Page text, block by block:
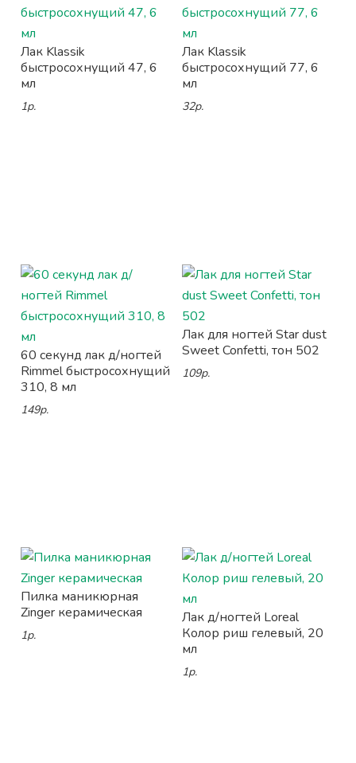
Лак Klassik
быстросохнущий 47, 6
мл
1р.
Лак Klassik
быстросохнущий 77, 6
мл
32р.
60 секунд лак д/ногтей
Rimmel быстросохнущий
310, 8 мл
149р.
Лак для ногтей Star dust
Sweet Confetti, тон 502
109р.
Пилка маникюрная
Zinger керамическая
1р.
Лак д/ногтей Loreal
Колор риш гелевый, 20
мл
1р.